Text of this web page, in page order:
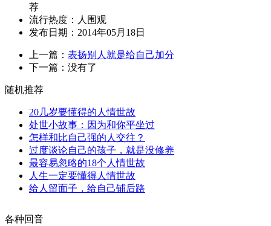
荐
流行热度： 人围观
发布日期：2014年05月18日
上一篇： 表扬别人就是给自己加分
下一篇：没有了
随机推荐
20几岁要懂得的人情世故
处世小故事：因为和你平坐过
怎样和比自己强的人交往？
过度谈论自己的孩子，就是没修养
最容易忽略的18个人情世故
人生一定要懂得人情世故
给人留面子，给自己铺后路
各种回音